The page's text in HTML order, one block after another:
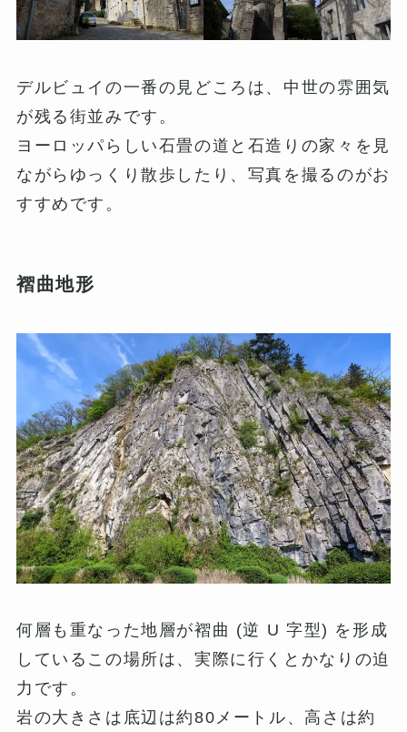
デルビュイの一番の見どころは、中世の雰囲気
が残る街並みです。
ヨーロッパらしい石畳の道と石造りの家々を見
ながらゆっくり散歩したり、写真を撮るのがお
すすめです。
褶曲地形
何層も重なった地層が褶曲 (逆 U 字型) を形成
しているこの場所は、実際に行くとかなりの迫
力です。
岩の大きさは底辺は約80メートル、高さは約